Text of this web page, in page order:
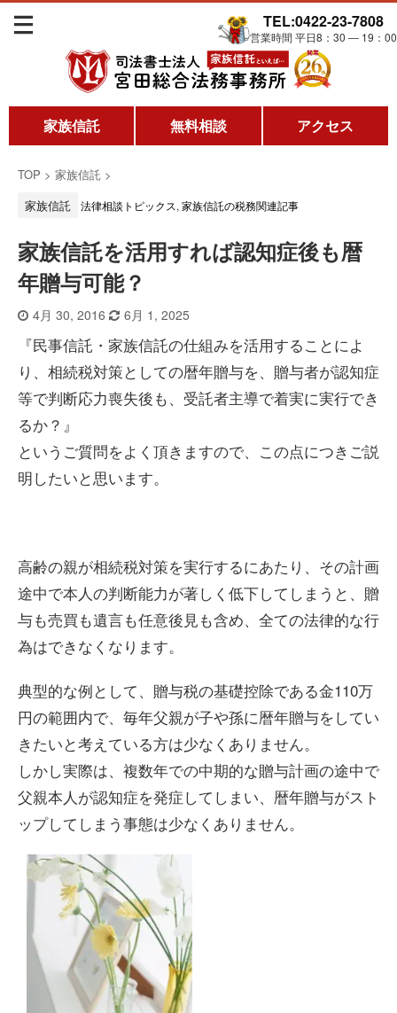
TEL:0422-23-7808
営業時間 平日8：30 ― 19：00
家族信託 無料相談 アクセス
TOP > 家族信託 >
家族信託
法律相談トピックス, 家族信託の税務関連記事
家族信託を活用すれば認知症後も暦
年贈与可能？
4月 30, 2016 6月 1, 2025
『民事信託・家族信託の仕組みを活用することによ
り、相続税対策としての暦年贈与を、贈与者が認知症
等で判断応力喪失後も、受託者主導で着実に実行でき
るか？』
というご質問をよく頂きますので、この点につきご説
明したいと思います。
高齢の親が相続税対策を実行するにあたり、その計画
途中で本人の判断能力が著しく低下してしまうと、贈
与も売買も遺言も任意後見も含め、全ての法律的な行
為はできなくなります。
典型的な例として、贈与税の基礎控除である金110万
円の範囲内で、毎年父親が子や孫に暦年贈与をしてい
きたいと考えている方は少なくありません。
しかし実際は、複数年での中期的な贈与計画の途中で
父親本人が認知症を発症してしまい、暦年贈与がスト
ップしてしまう事態は少なくありません。